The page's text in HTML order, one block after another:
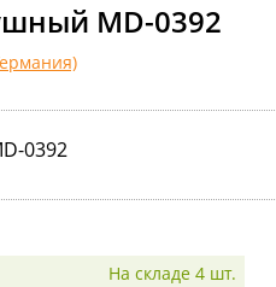
MD-0392
0392
На складе 4 шт.